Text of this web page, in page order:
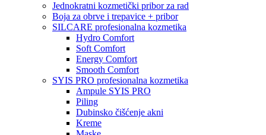
Jednokratni kozmetički pribor za rad
Boja za obrve i trepavice + pribor
SILCARE profesionalna kozmetika
Hydro Comfort
Soft Comfort
Energy Comfort
Smooth Comfort
SYIS PRO profesionalna kozmetika
Ampule SYIS PRO
Piling
Dubinsko čišćenje akni
Kreme